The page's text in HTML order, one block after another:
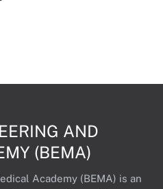
AND
(BEMA)
Academy (BEMA) is an